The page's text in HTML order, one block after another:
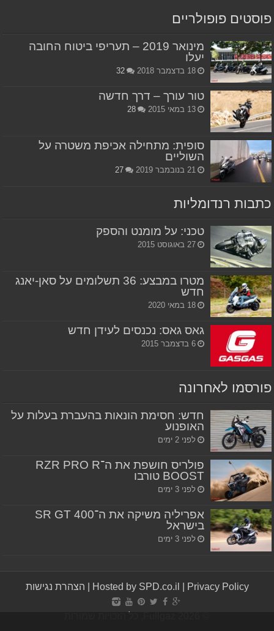
פוסטים פופולריים
מינואר 2019 – תעריפי ביטוח החובה
יעלו
18 בדצמבר 2018 32
טור עורך – דרך חדשה
13 במאי 2015 28
סופית: מתחילה אכיפת משטרה על
השוליים
21 בנובמבר 2019 27
כתבות רנדומליות
טכני: על מומנט והספק
27 באוגוסט 2015
מטרו במבצע: 36 תשלומים על סאן-יאנג
חדש
18 במאי 2020
גאס גאס: נכנסים לעידן חדש
6 בדצמבר 2015
פורסמו לאחרונה
חדש: חסימת הונאות בהעברת בעלות על
האופנוע
לפני 2 ימים
פולריס חושפת את ה־RZR PRO R
BOOST טורבו
לפני 3 ימים
אפריליה משיקה את ה־SR GT 400
בישראל
לפני 3 ימים
Hosted by SPD.co.il Privacy Policy הצהרת נגישות